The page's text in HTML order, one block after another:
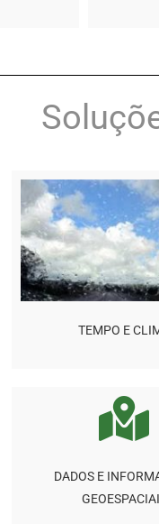
TEMPO E
DADOS E